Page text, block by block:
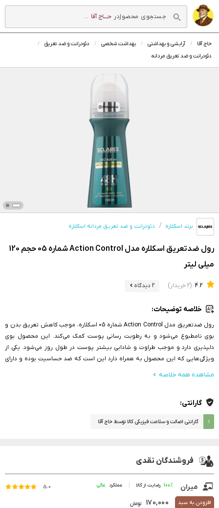
در حــــاج آقا ...
حاج آقا آرایشی و بهداشتی بهداشت شخصی
دئودرانت و ضد تعریق
دئودرانت و ضد تعریق مردانه
برند اسکلاره دئودرانت و ضد تعریق مردانه اسکلاره
رول ضدتعریق اسکلاره مدل Action Control شماره 05 حجم 120
میلی لیتر
4.2 (2 خریدار) 2 دیدگاه
خلاصه توضیحات:
رول ضدتعریق مدل Action Control شماره 05 اسکلاره، موجب کاهش تعریق بدن و
بوی نامطبوع می‌شود و به رطوبت رسانی پوست کمک می‌کند. این محصول بوی
دلپذیری دارد و موجب طراوت و شادابی بیشتر پوست در طول روز می‌شود. یکی از
ویژگی‌هایی که این محصول به همراه دارد این است که ضد حساسیت بوده و دارای
مشاهده همه خلاصه
گارانتی:
۱ گارانتی اصالت و سلامت فیزیکی کالا توسط حاج آقا
فروشندگان نقدی
میران 5.0 100% رضایت از کالا عملکرد
افزودن به سبد تومان 170,000